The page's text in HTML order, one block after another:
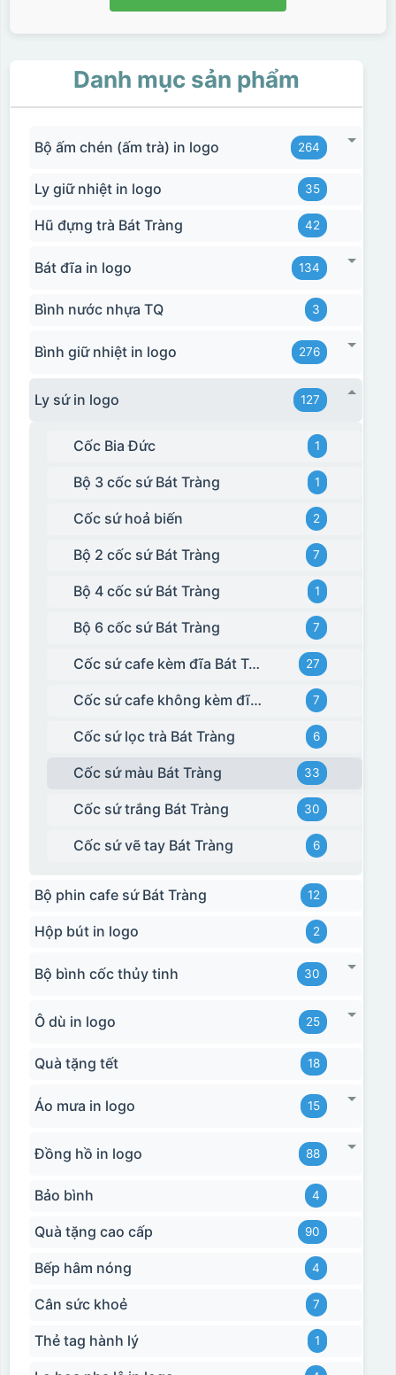
Hộp xi ly sứ
Danh mục sản phẩm
Bộ ấm chén (ấm trà) in logo 264
Ly giữ nhiệt in logo 35
Hũ đựng trà Bát Tràng 42
Bát đĩa in logo 134
Bình nước nhựa TQ 3
Bình giữ nhiệt in logo 276
Ly sứ in logo 127
Cốc Bia Đức 1
Bộ 3 cốc sứ Bát Tràng 1
Cốc sứ hoả biến 2
Bộ 2 cốc sứ Bát Tràng 7
Bộ 4 cốc sứ Bát Tràng 1
Bộ 6 cốc sứ Bát Tràng 7
Cốc sứ cafe kèm đĩa Bát Tràng 27
Cốc sứ cafe không kèm đĩa kê Bát Tràng 7
Cốc sứ lọc trà Bát Tràng 6
Cốc sứ màu Bát Tràng 33
Cốc sứ trắng Bát Tràng 30
Cốc sứ vẽ tay Bát Tràng 6
Bộ phin cafe sứ Bát Tràng 12
Hộp bút in logo 2
Bộ bình cốc thủy tinh 30
Ô dù in logo 25
Quà tặng tết 18
Áo mưa in logo 15
Đồng hồ in logo 88
Bảo bình 4
Quà tặng cao cấp 90
Bếp hâm nóng 4
Cân sức khoẻ 7
Thẻ tag hành lý 1